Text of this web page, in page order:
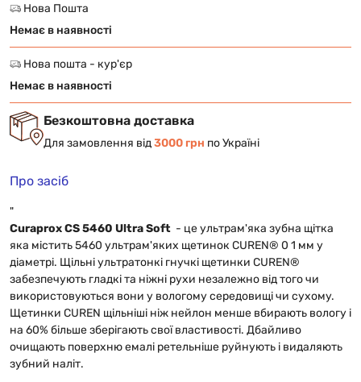
Нова Пошта
Немає в наявності
Нова пошта - кур'єр
Немає в наявності
Безкоштовна доставка
Для замовлення від3000 грн по Україні
Про засіб
"
Curaprox CS 5460 Ultra Soft - це ультрам'яка зубна щітка
яка містить 5460 ультрам'яких щетинок CUREN® 0 1 мм у
діаметрі. Щільні ультратонкі гнучкі щетинки CUREN®
забезпечують гладкі та ніжні рухи незалежно від того чи
використовуються вони у вологому середовищі чи сухому.
Щетинки CUREN щільніші ніж нейлон менше вбирають вологу і
на 60% більше зберігають свої властивості. Дбайливо
очищають поверхню емалі ретельніше руйнують і видаляють
зубний наліт.